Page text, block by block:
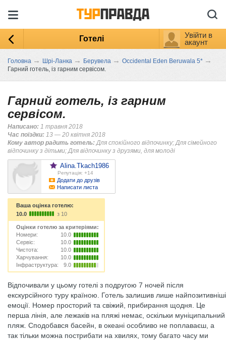
Готелі
Увійти в
акаунт
Головна → Шрі-Ланка → Берувела → Occidental Eden Beruwala 5* →
Гарний готель, із гарним сервісом.
Гарний готель, із гарним
сервісом.
Написано: 1 травня 2018
Час поїздки: 13 — 20 квітня 2018
Кому автор радить готель: Для спокійного відпочинку; Для сімейного
відпочинку з дітьми; Для відпочинку з друзями, для молоді
Alina.Tkach1986
Репутація: +14
Додати до друзів
Написати листа
Ваша оцінка готелю:
10.0
з 10
Оцінки готелю за критеріями:
Номери:
10.0
Сервіс:
10.0
Чистота:
10.0
Харчування:
10.0
Інфраструктура:
9.0
Відпочивали у цьому готелі з подругою 7 ночей після
екскурсійного туру країною. Готель залишив лише найпозитивніші
емоції. Номер просторий та свіжий, прибирання щодня. Це
перша лінія, але лежаків на пляжі немає, оскільки муніципальний
пляж. Сподобався басейн, в океані особливо не поплаваєш, а
так тільки можна пострибати на хвилях, тому багато часу ми